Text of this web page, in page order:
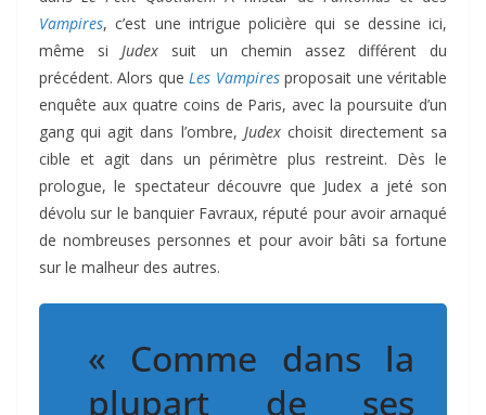
Vampires, c’est une intrigue policière qui se dessine ici,
même siJudex suit un chemin assez différent du
précédent. Alors queLes Vampiresproposait une véritable
enquête aux quatre coins de Paris, avec la poursuite d’un
gang qui agit dans l’ombre, Judexchoisit directement sa
cible et agit dans un périmètre plus restreint. Dès le
prologue, le spectateur découvre que Judex a jeté son
dévolu sur le banquier Favraux, réputé pour avoir arnaqué
de nombreuses personnes et pour avoir bâti sa fortune
sur le malheur des autres.
« Comme dans la
plupart de ses